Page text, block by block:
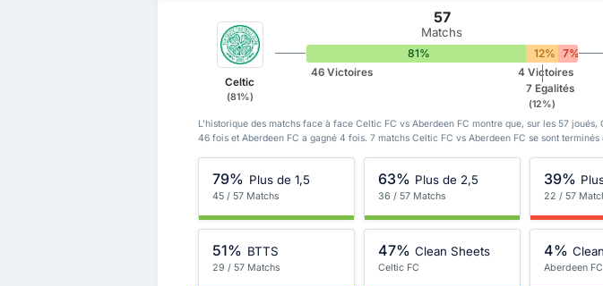
Celtic
(81%)
57
Matchs
81% 12% 7%
46 Victoires
7 Egalités
(12%)
4 Victoires
L'historique des matchs face à face Celtic FC vs Aberdeen FC montre que, sur les 57 joués,
46 fois et Aberdeen FC a gagné 4 fois. 7 matchs Celtic FC vs Aberdeen FC se sont terminés
79% Plus de 1,5
45 / 57 Matchs
63% Plus de 2,5
36 / 57 Matchs
39%
22 / 57
51% BTTS
29 / 57 Matchs
47% Clean Sheets
Celtic FC
4%
Aberdeen FC